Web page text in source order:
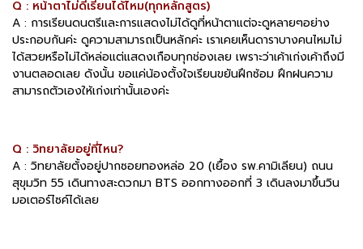
Q : หน้าตาไม่ดีเรียนได้ไหม(ทุกหลักสูตร)
A : การเรียนดนตรีและการแสดงไม่ได้ดูที่หน้าตาแต่จะดูหลายๆอย่าง
ประกอบกันค่ะ ดูความสามารถเป็นหลักค่ะ เราเคยเห็นดาราบางคนไหมไม่
ได้สวยหรือไม่ได้หล่อแต่แสดงเกือบทุกช่องเลย เพราะว่าเค้าเก่งเค้าถึงมี
งานตลอดเลย ดังนั้น ขอแค่น้องตั้งใจเรียนขยันฝึกซ้อม ฝึกฝนความ
สามารถตัวเองให้เก่งเท่านั้นเองค่ะ
Q : วิทยาลัยอยู่ที่ไหน?
A : วิทยาลัยตั้งอยู่ปากซอยทองหล่อ 20 (เยื้อง รพ.คามิเลียน) ถนน
สุขุมวิท 55 เดินทางสะดวกมา BTS ออกทางออกที่ 3 เดินลงมาขึ้นวิน
มอเตอร์ไซค์ได้เลย